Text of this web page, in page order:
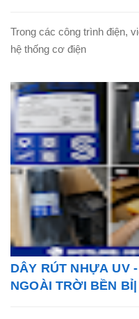
Trong các công trình điện,
hệ thống cơ điện
DÂY RÚT NHỰA UV
NGOÀI TRỜI BỀN